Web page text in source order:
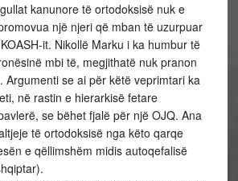
kanunore të ortodoksisë nuk e
një njeri që mban të uzurpuar
it. Nikollë Marku i ka humbur të
mbi të, megjithatë nuk pranon
Argumenti se ai për këtë veprimtari ka
në rastin e hierarkisë fetare
se bëhet fjalë për një OJQ. Ana
të ortodoksisë nga këto qarqe
e qëllimshëm midis autoqefalisë